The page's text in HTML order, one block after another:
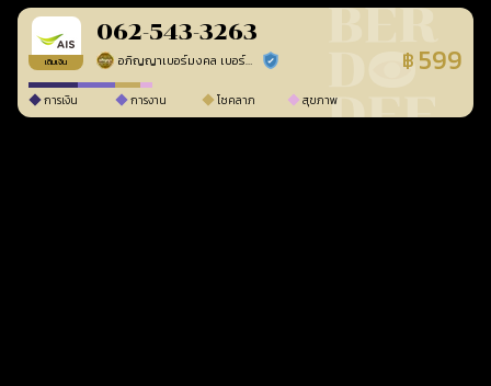
เติมเงิน
062-543-3263
อภิญญาเบอร์มงคล เบอร์สวยเลขศาสตร์ ร้านยืนยันแล้ว ฿ 599
การเงิน การงาน โชคลาภ สุขภาพ